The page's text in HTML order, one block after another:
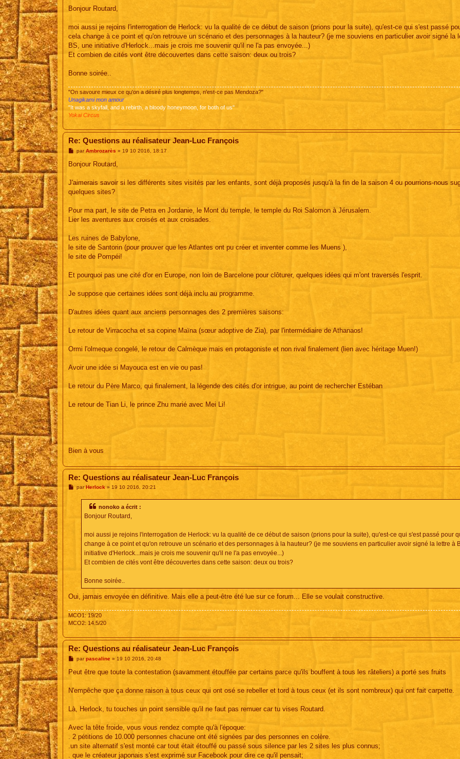
s
g
Bonjour Routard,
moi aussi je rejoins l'interrogation de Herlock: vu la qualité de ce début de saison (prions pour la suite), qu'est-ce qui s'est passé
cela change à ce point et qu'on retrouve un scénario et des personnages à la hauteur? (je me souviens en particulier avoir signé la
BS, une initiative d'Herlock...mais je crois me souvenir qu'il ne l'a pas envoyée...)
Et combien de cités vont être découvertes dans cette saison: deux ou trois?
Bonne soirée..
"On savoure mieux ce qu'on a désiré plus longtemps, n'est-ce pas Mendoza?"
Unagikami mon amour
"It was a skyfall, and a rebirth, a bloody honeymoon, for both of us"
Yokai Circus
Re: Questions au réalisateur Jean-Luc François
M
s
g
par Ambrozarès » 19 10 2016, 18:17
Bonjour Routard,
J'aimerais savoir si les différents sites visités par les enfants, sont déjà proposés jusqu'à la fin de la saison 4 ou pourrions-nous
quelques sites?
Pour ma part, le site de Petra en Jordanie, le Mont du temple, le temple du Roi Salomon à Jérusalem.
Lier les aventures aux croisés et aux croisades.
Les ruines de Babylone,
le site de Santorin (pour prouver que les Atlantes ont pu créer et inventer comme les Muens ),
le site de Pompéi!
Et pourquoi pas une cité d'or en Europe, non loin de Barcelone pour clôturer, quelques idées qui m'ont traversés l'esprit.
Je suppose que certaines idées sont déjà inclu au programme.
D'autres idées quant aux anciens personnages des 2 premières saisons:
Le retour de Virracocha et sa copine Maïna (sœur adoptive de Zia), par l'intermédiaire de Athanaos!
Ormi l'olmeque congelé, le retour de Calmèque mais en protagoniste et non rival finalement (lien avec héritage Muen!)
Avoir une idée si Mayouca est en vie ou pas!
Le retour du Père Marco, qui finalement, la légende des cités d'or intrigue, au point de rechercher Estéban
Le retour de Tian Li, le prince Zhu marié avec Mei Li!
Bien à vous
Re: Questions au réalisateur Jean-Luc François
MparHerlock» 19 10 2016, 20:21
nonoko a écrit :
Bonjour Routard,
moi aussi je rejoins l'interrogation de Herlock: vu la qualité de ce début de saison (prions pour la suite), qu'est-ce qui s'est passé pour
change à ce point et qu'on retrouve un scénario et des personnages à la hauteur? (je me souviens en particulier avoir signé la lettre à
initiative d'Herlock...mais je crois me souvenir qu'il ne l'a pas envoyée...)
Et combien de cités vont être découvertes dans cette saison: deux ou trois?
Bonne soirée..
Oui, jamais envoyée en définitive. Mais elle a peut-être été lue sur ce forum... Elle se voulait constructive.
MCO1: 19/20
MCO2: 14.5/20
Re: Questions au réalisateur Jean-Luc François
M
s
g
parpascaline» 19 10 2016, 20:48
Peut être que toute la contestation (savamment étouffée par certains parce qu'ils bouffent à tous les râteliers) a porté ses fruits
N'empêche que ça donne raison à tous ceux qui ont osé se rebeller et tord à tous ceux (et ils sont nombreux) qui ont fait carpette.
Là, Herlock, tu touches un point sensible qu'il ne faut pas remuer car tu vises Routard.
Avec la tête froide, vous vous rendez compte qu'à l'époque:
. 2 pétitions de 10.000 personnes chacune ont été signées par des personnes en colère.
.un site alternatif s'est monté car tout était étouffé ou passé sous silence par les 2 sites les plus connus;
. que le créateur japonais s'est exprimé sur Facebook pour dire ce qu'il pensait;